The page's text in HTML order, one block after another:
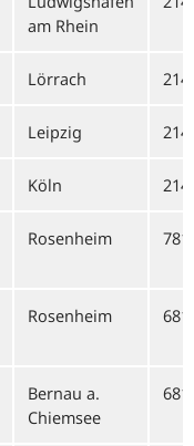
am Rhein
Lörrach
Leipzig
Köln
Rosenheim
Rosenheim
Bernau a.
Chiemsee